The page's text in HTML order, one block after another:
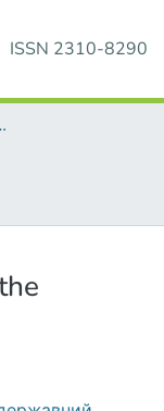
ISSN 2310-8290
підрозділів